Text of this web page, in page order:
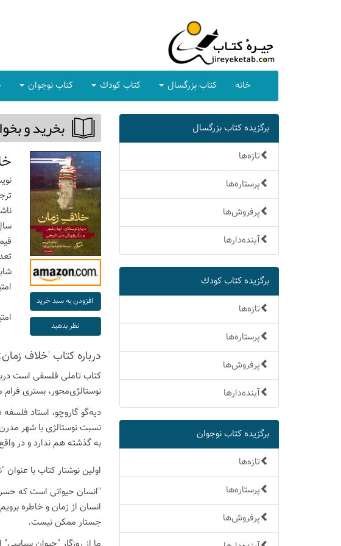
خانه كتاب بزرگسال كتاب كودك كتاب نوجوان
برگزیده كتاب بزرگسال
تازه‌ها
پرستاره‌ها
پرفروش‌ها
آینده‌دارها
برگزیده كتاب كودك
تازه‌ها
پرستاره‌ها
پرفروش‌ها
آینده‌دارها
برگزیده كتاب نوجوان
تازه‌ها
پرستاره‌ها
پرفروش‌ها
بخريد و
درباره كتاب 'خلاف
کتاب تاملی فلسفی است
نوستالژی‌محور، بستری
دیه‌گو گاروچو، استاد
نسبت نوستالژی با شهر
به گذشته هم ندارد و در
اولین نوشتار کتاب با
"انسان حیوانی است که
انسان از زمان و خاطره
جستار ممکن نیست.